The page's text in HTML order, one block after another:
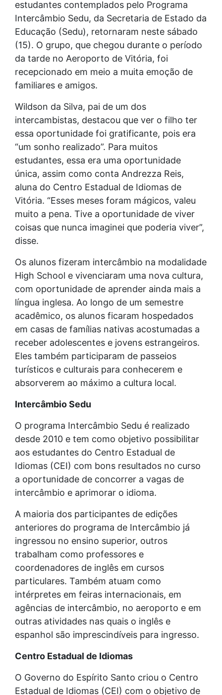
estudantes contemplados pelo Programa
Intercâmbio Sedu, da Secretaria de Estado da
Educação (Sedu), retornaram neste sábado
(15). O grupo, que chegou durante o período
da tarde no Aeroporto de Vitória, foi
recepcionado em meio a muita emoção de
familiares e amigos.
Wildson da Silva, pai de um dos
intercambistas, destacou que ver o filho ter
essa oportunidade foi gratificante, pois era
“um sonho realizado”. Para muitos
estudantes, essa era uma oportunidade
única, assim como conta Andrezza Reis,
aluna do Centro Estadual de Idiomas de
Vitória. “Esses meses foram mágicos, valeu
muito a pena. Tive a oportunidade de viver
coisas que nunca imaginei que poderia viver”,
disse.
Os alunos fizeram intercâmbio na modalidade
High School e vivenciaram uma nova cultura,
com oportunidade de aprender ainda mais a
língua inglesa. Ao longo de um semestre
acadêmico, os alunos ficaram hospedados
em casas de famílias nativas acostumadas a
receber adolescentes e jovens estrangeiros.
Eles também participaram de passeios
turísticos e culturais para conhecerem e
absorverem ao máximo a cultura local.
Intercâmbio Sedu
O programa Intercâmbio Sedu é realizado
desde 2010 e tem como objetivo possibilitar
aos estudantes do Centro Estadual de
Idiomas (CEI) com bons resultados no curso
a oportunidade de concorrer a vagas de
intercâmbio e aprimorar o idioma.
A maioria dos participantes de edições
anteriores do programa de Intercâmbio já
ingressou no ensino superior, outros
trabalham como professores e
coordenadores de inglês em cursos
particulares. Também atuam como
intérpretes em feiras internacionais, em
agências de intercâmbio, no aeroporto e em
outras atividades nas quais o inglês e
espanhol são imprescindíveis para ingresso.
Centro Estadual de Idiomas
O Governo do Espírito Santo criou o Centro
Estadual de Idiomas (CEI) com o objetivo de